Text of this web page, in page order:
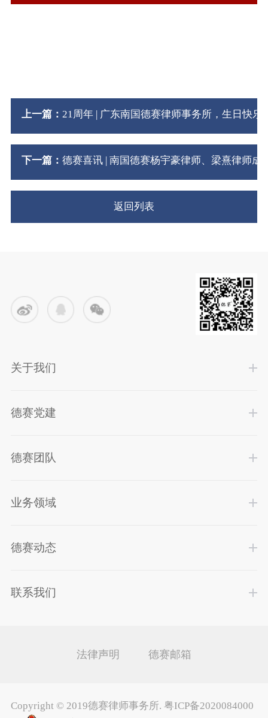
上一篇： 21周年 | 广东南国德赛律师事务所，生日快乐
下一篇： 德赛喜讯 | 南国德赛杨宇豪律师、梁熹律师
返回列表
关于我们
德赛党建
德赛团队
业务领域
德赛动态
联系我们
法律声明 德赛邮箱
Copyright © 2019德赛律师事务所. 粤ICP备2020084000